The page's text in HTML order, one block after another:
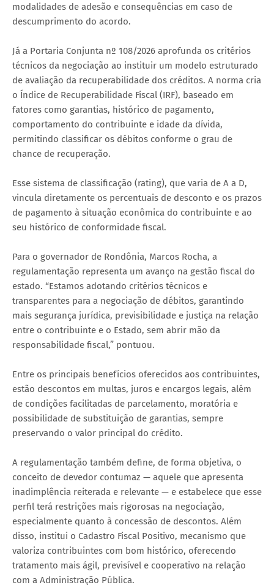
modalidades de adesão e consequências em caso de
descumprimento do acordo.
Já a Portaria Conjunta nº 108/2026 aprofunda os critérios
técnicos da negociação ao instituir um modelo estruturado
de avaliação da recuperabilidade dos créditos. A norma cria
o Índice de Recuperabilidade Fiscal (IRF), baseado em
fatores como garantias, histórico de pagamento,
comportamento do contribuinte e idade da dívida,
permitindo classificar os débitos conforme o grau de
chance de recuperação.
Esse sistema de classificação (rating), que varia de A a D,
vincula diretamente os percentuais de desconto e os prazos
de pagamento à situação econômica do contribuinte e ao
seu histórico de conformidade fiscal.
Para o governador de Rondônia, Marcos Rocha, a
regulamentação representa um avanço na gestão fiscal do
estado. “Estamos adotando critérios técnicos e
transparentes para a negociação de débitos, garantindo
mais segurança jurídica, previsibilidade e justiça na relação
entre o contribuinte e o Estado, sem abrir mão da
responsabilidade fiscal,” pontuou.
Entre os principais benefícios oferecidos aos contribuintes,
estão descontos em multas, juros e encargos legais, além
de condições facilitadas de parcelamento, moratória e
possibilidade de substituição de garantias, sempre
preservando o valor principal do crédito.
A regulamentação também define, de forma objetiva, o
conceito de devedor contumaz — aquele que apresenta
inadimplência reiterada e relevante — e estabelece que esse
perfil terá restrições mais rigorosas na negociação,
especialmente quanto à concessão de descontos. Além
disso, institui o Cadastro Fiscal Positivo, mecanismo que
valoriza contribuintes com bom histórico, oferecendo
tratamento mais ágil, previsível e cooperativo na relação
com a Administração Pública.